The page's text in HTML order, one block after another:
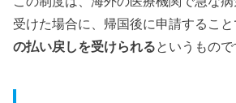
受けた場合に、帰国後に申請するこ
の払い戻しを受けられるというもので